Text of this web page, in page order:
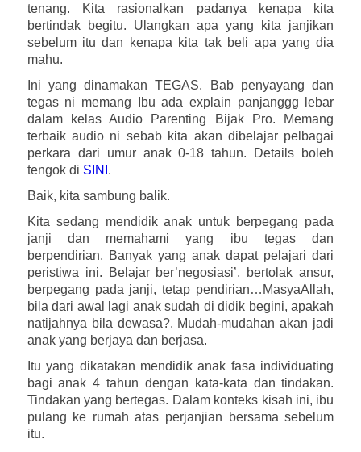
tenang. Kita rasionalkan padanya kenapa kita
bertindak begitu. Ulangkan apa yang kita janjikan
sebelum itu dan kenapa kita tak beli apa yang dia
mahu.
Ini yang dinamakan TEGAS. Bab penyayang dan
tegas ni memang Ibu ada explain panjanggg lebar
dalam kelas Audio Parenting Bijak Pro. Memang
terbaik audio ni sebab kita akan dibelajar pelbagai
perkara dari umur anak 0-18 tahun. Details boleh
tengok di SINI .
Baik, kita sambung balik.
Kita sedang mendidik anak untuk berpegang pada
janji dan memahami yang ibu tegas dan
berpendirian. Banyak yang anak dapat pelajari dari
peristiwa ini. Belajar ber’negosiasi’, bertolak ansur,
berpegang pada janji, tetap pendirian…MasyaAllah,
bila dari awal lagi anak sudah di didik begini, apakah
natijahnya bila dewasa?. Mudah-mudahan akan jadi
anak yang berjaya dan berjasa.
Itu yang dikatakan mendidik anak fasa individuating
bagi anak 4 tahun dengan kata-kata dan tindakan.
Tindakan yang bertegas. Dalam konteks kisah ini, ibu
pulang ke rumah atas perjanjian bersama sebelum
itu.